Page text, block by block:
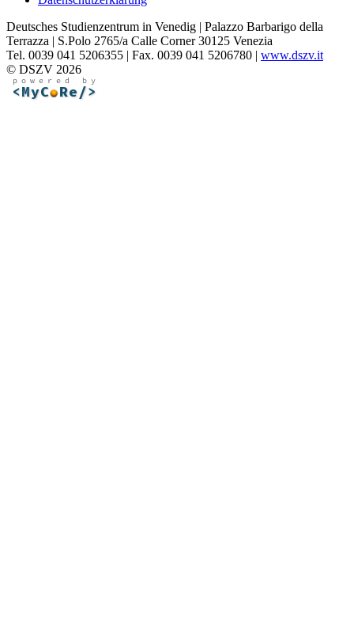
Deutsches Studienzentrum in Venedig | Palazzo Barbarigo della
Terrazza | S.Polo 2765/a Calle Corner 30125 Venezia
Tel. 0039 041 5206355 | Fax. 0039 041 5206780 | www.dszv.it
© DSZV 2026